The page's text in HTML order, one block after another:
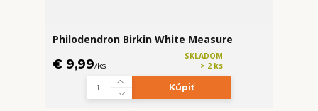
Philodendron Birkin White Measure
€ 9,99/ks
SKLADOM
> 2 ks
Kúpiť